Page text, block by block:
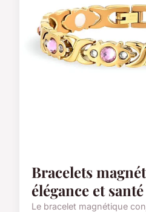
Bracelets
élégance et
Le bracelet magnétique